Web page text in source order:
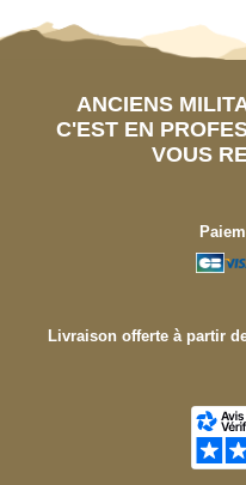
ANCIENS
C'EST EN
VOUS
Livraison offerte à partir